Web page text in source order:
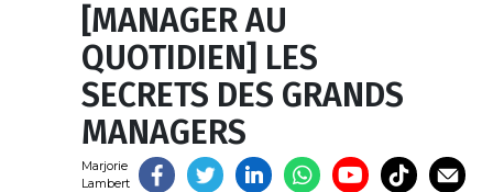
[MANAGER AU
QUOTIDIEN] LES
SECRETS DES GRANDS
MANAGERS
Marjorie
Lambert